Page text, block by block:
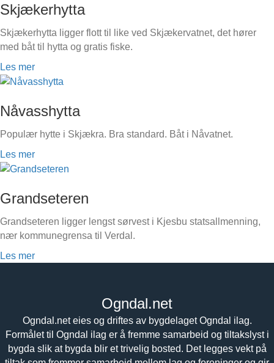
Skjækerhytta
Skjækerhytta ligger flott til like ved Skjækervatnet, det hører
med båt til hytta og gratis fiske.
Les mer
Nåvasshytta
Populær hytte i Skjækra. Bra standard. Båt i Nåvatnet.
Les mer
Grandseteren
Grandseteren ligger lengst sørvest i Kjesbu statsallmenning,
nær kommunegrensa til Verdal.
Les mer
Ogndal.net
Ogndal.net eies og driftes av bygdelaget Ogndal ilag.
Formålet til Ogndal ilag er å fremme samarbeid og tiltakslyst i
bygda slik at bygda blir et trivelig bosted. Det legges vekt på